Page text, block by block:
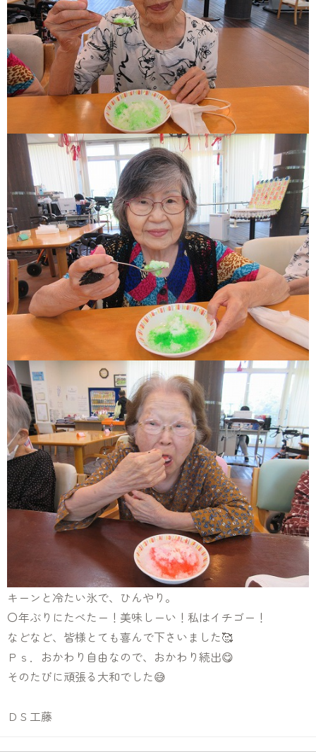
キーンと冷たい氷で、ひんやり。
〇年ぶりにたべたー！美味しーい！私はイチゴー！
などなど、皆様とても喜んで下さいました🥰
Ｐｓ．おかわり自由なので、おかわり続出😋
そのたびに頑張る大和でした😅
ＤＳ工藤